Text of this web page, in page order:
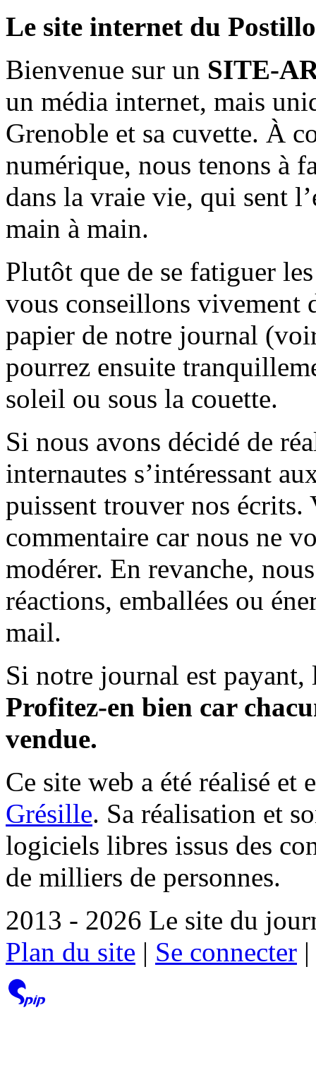
Le site internet du
Bienvenue sur un SITE-
un média internet, mais
Grenoble et sa cuvette. À
numérique, nous tenons à
dans la vraie vie, qui sent
main à main.
Plutôt que de se fatiguer
vous conseillons vivement
papier de notre journal
pourrez ensuite
soleil ou sous la couette.
Si nous avons décidé de
internautes s’intéressant
puissent trouver nos écrits.
commentaire car nous ne
modérer. En revanche,
réactions, emballées ou
mail.
Si notre journal est payant,
Profitez-en bien car
vendue.
Ce site web a été réalisé et
Grésille. Sa réalisation et
logiciels libres issus des
de milliers de personnes.
2013 - 2026 Le site du
Plan du site | Se connecter |